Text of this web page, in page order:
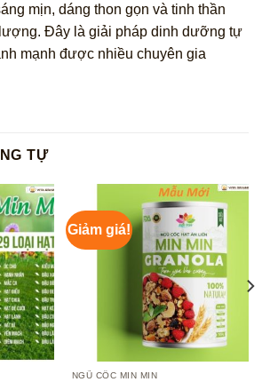
mịn, dáng thon gọn và tinh thần
lượng. Đây là giải pháp dinh dưỡng tự
mạnh được nhiều chuyên gia
TỰ
Giảm giá!
NGŨ CỐC MIN MIN